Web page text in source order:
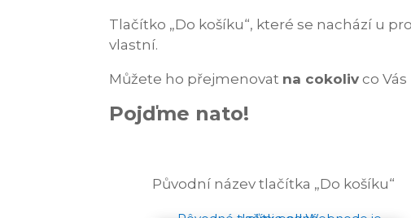
Tlačítko „Do košíku“, které se nachází u
vlastní.
Můžete ho přejmenovat na cokoliv co
Pojďme nato!
Původní název tlačítka „Do košíku“